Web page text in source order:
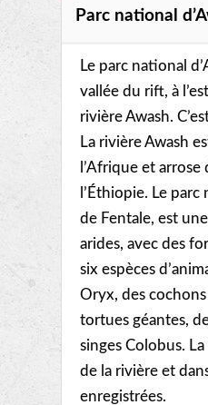
Parc national
Le parc national
vallée du rift, à
rivière Awash.
La rivière Awash
l’Afrique et
l’Éthiopie. Le
de Fentale, est
arides, avec des
six espèces
Oryx, des
tortues géantes,
singes Colobus.
de la rivière et
enregistrées.